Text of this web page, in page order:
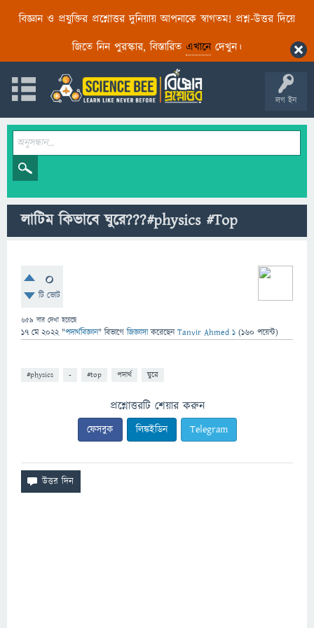
বিজ্ঞান ও প্রযুক্তির প্রশ্নোত্তর দুনিয়ায় আপনাকে স্বাগতম! প্রশ্ন-উত্তর দিয়ে
জিতে নিন পুরস্কার, বিস্তারিত এখানেদেখুন।
লগ ইন
লাটিম কিভাবে ঘুরে???#physics #Top
0
টি ভোট
659 বার দেখা হয়েছে
17 মে 2022 "পদার্থবিজ্ঞান" বিভাগে জিজ্ঞাসাকরেছেনTanvir Ahmed 1 (160 পয়েন্ট)
#physics - #top পদার্থ ঘুরে
প্রশ্নোত্তরটি শেয়ার করুন
ফেসবুক লিঙ্কইডিন Telegram